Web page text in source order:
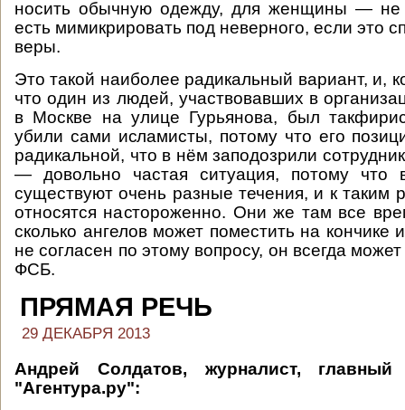
носить обычную одежду, для женщины — не
есть мимикрировать под неверного, если это
веры.
Это такой наиболее радикальный вариант, и,
что один из людей, участвовавших в
в Москве на улице Гурьянова, был
убили сами исламисты, потому что его
радикальной, что в нём заподозрили
— довольно частая ситуация, потому что
существуют очень разные течения, и к таким
относятся настороженно. Они же там все
сколько ангелов может поместить на кончике
не согласен по этому вопросу, он всегда
ФСБ.
ПРЯМАЯ РЕЧЬ
29 ДЕКАБРЯ 2013
Андрей Солдатов, журналист, главный
"Агентура.ру":